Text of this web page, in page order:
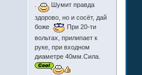
Шумит правда
здорово, но и сосёт, дай
боже
При 20-ти
вольтах, прилипает к
руке, при входном
диаметре 40мм.Сила.